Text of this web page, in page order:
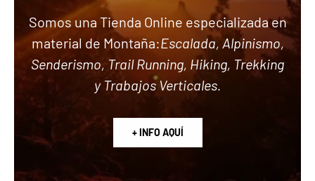
Somos una Tienda Online especializada en
material de Montaña:Escalada, Alpinismo,
Senderismo, Trail Running, Hiking, Trekking
y Trabajos Verticales.
+ INFO AQUÍ